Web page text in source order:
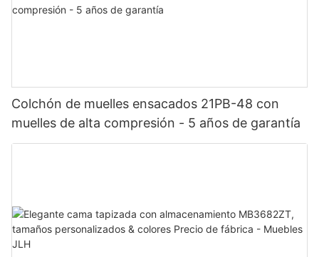
Colchón de muelles ensacados 21PB-48 con
muelles de alta compresión - 5 años de garantía